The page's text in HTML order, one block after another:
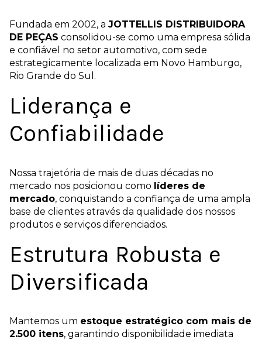
Fundada em 2002, a JOTTELLIS DISTRIBUIDORA
DE PEÇAS consolidou-se como uma empresa sólida
e confiável no setor automotivo, com sede
estrategicamente localizada em Novo Hamburgo,
Rio Grande do Sul.
Liderança e
Confiabilidade
Nossa trajetória de mais de duas décadas no
mercado nos posicionou como líderes de
mercado, conquistando a confiança de uma ampla
base de clientes através da qualidade dos nossos
produtos e serviços diferenciados.
Estrutura Robusta e
Diversificada
Mantemos um estoque estratégico com mais de
2.500 itens, garantindo disponibilidade imediata